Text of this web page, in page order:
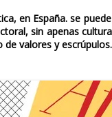
en España. se
sin apenas
de valores y escrúpulos.